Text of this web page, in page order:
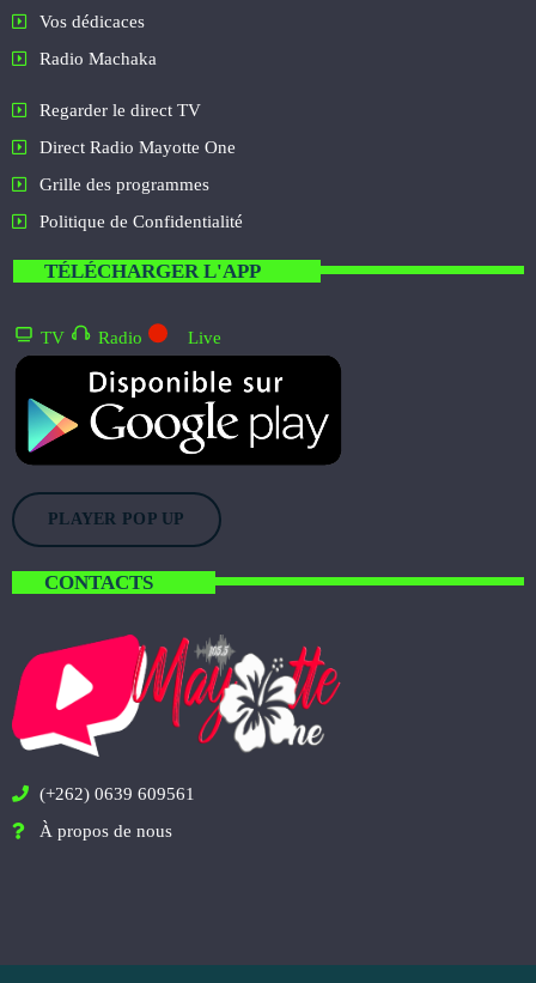
Vos dédicaces
Radio Machaka
Regarder le direct TV
Direct Radio Mayotte One
Grille des programmes
Politique de Confidentialité
TÉLÉCHARGER L'APP
TV Radio Live
PLAYER POP UP
CONTACTS
(+262) 0639 609561
À propos de nous